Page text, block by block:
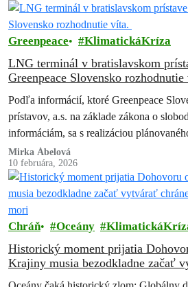
Greenpeace KlimatickáKríza
LNG terminál v bratislavskom
Greenpeace Slovensko rozhodnutie
Podľa informácií, ktoré Greenpeace
prístavov, a.s. na základe zákona o
informáciám, sa s realizáciou
nepočíta. Greenpeace Slovensko, ktorý
Mirka Ábelová
10 februára, 2026
Chráň Oceány
Historický moment prijatia
Krajiny musia bezodkladne začať
oblasti na otvorenom mori